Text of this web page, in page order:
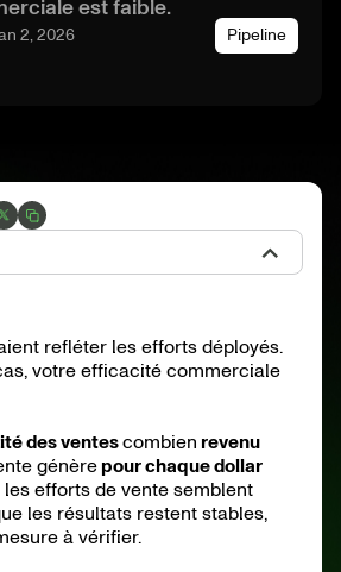
est faible.
2, 2026 Pipeline
refléter les efforts déployés.
votre efficacité commerciale
des ventescombien revenu
génère pour chaque dollar
les efforts de vente semblent
les résultats restent stables,
à vérifier.
des ventes est si importante
des ventes ?
d'efficacité des ventes à suivre
l'efficacité des ventes ?
l'efficacité des ventes
chargées des opérations
l'efficacité des ventes